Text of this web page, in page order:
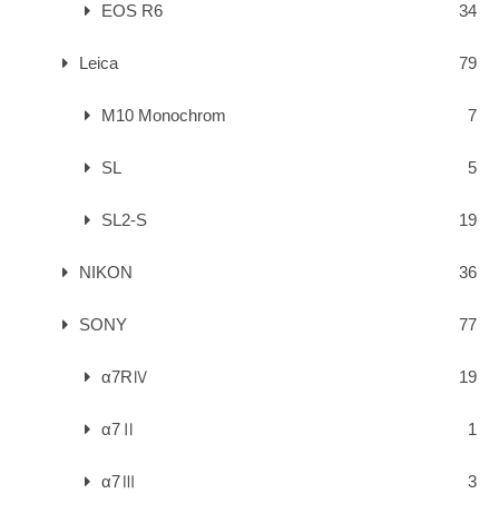
EOS R6 34
Leica 79
M10 Monochrom 7
SL 5
SL2-S 19
NIKON 36
SONY 77
α7RⅣ 19
α7Ⅱ 1
α7Ⅲ 3